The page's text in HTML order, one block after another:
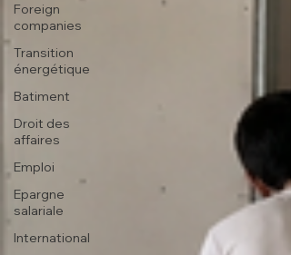
Foreign
companies
Transition
énergétique
Batiment
Droit des
affaires
Emploi
Epargne
salariale
International